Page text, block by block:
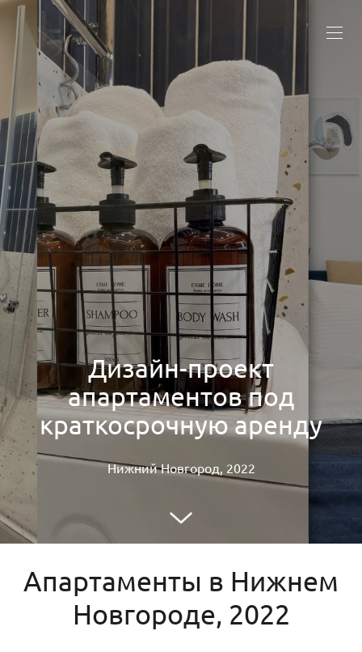
Дизайн-проект
апартаментов под
краткосрочную аренду
Нижний Новгород, 2022
Апартаменты в Нижнем
Новгороде, 2022